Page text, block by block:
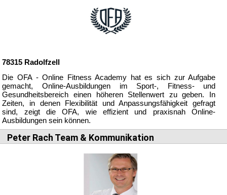
78315 Radolfzell
Die OFA - Online Fitness Academy hat es sich zur Aufgabe
gemacht, Online-Ausbildungen im Sport-, Fitness- und
Gesundheitsbereich einen höheren Stellenwert zu geben. In
Zeiten, in denen Flexibilität und Anpassungsfähigkeit gefragt
sind, zeigt die OFA, wie effizient und praxisnah Online-
Ausbildungen sein können.
Peter Rach Team & Kommunikation